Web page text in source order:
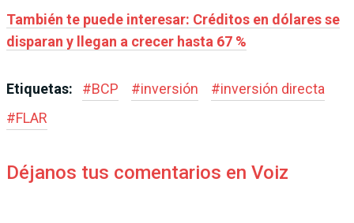
También te puede interesar: Créditos en dólares se
disparan y llegan a crecer hasta 67 %
Etiquetas: #BCP #inversión #inversión directa
#FLAR
Déjanos tus comentarios en Voiz